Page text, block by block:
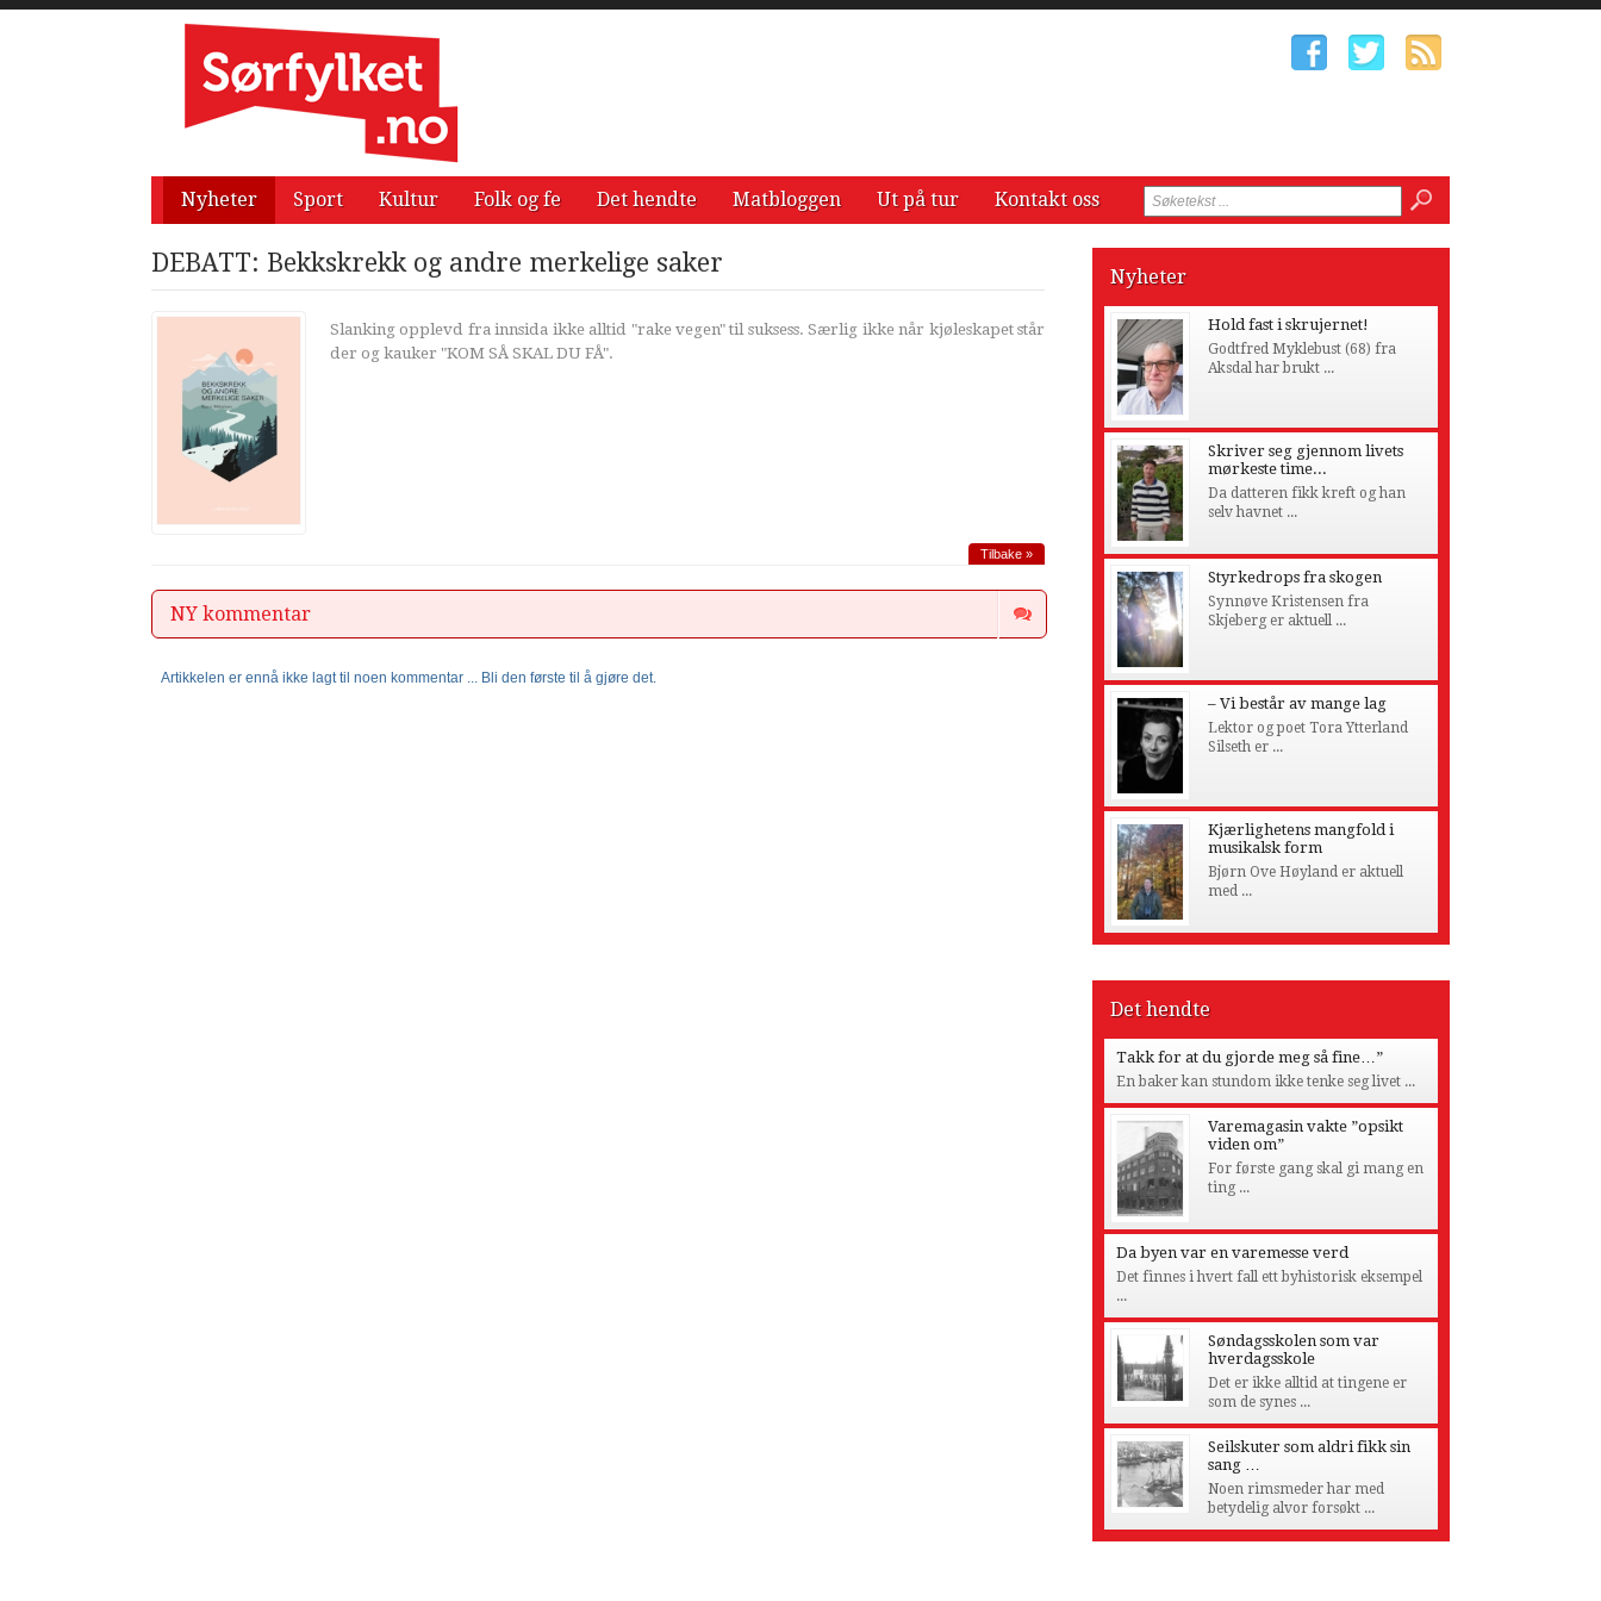
Nyheter Sport Kultur Folk og fe Det hendte Matbloggen Ut på tur Kontakt oss
DEBATT: Bekkskrekk og andre merkelige saker
Slanking opplevd fra innsida ikke alltid "rake vegen" til suksess. Særlig ikke når kjøleskapet står
der og kauker "KOM SÅ SKAL DU FÅ".
Tilbake »
NY kommentar
Artikkelen er ennå ikke lagt til noen kommentar ... Bli den første til å gjøre det.
Nyheter
Hold fast i skrujernet!
Godtfred Myklebust (68) fra
Aksdal har brukt ...
Skriver seg gjennom livets
mørkeste time...
Da datteren fikk kreft og han
selv havnet ...
Styrkedrops fra skogen
Synnøve Kristensen fra
Skjeberg er aktuell ...
– Vi består av mange lag
Lektor og poet Tora Ytterland
Silseth er ...
Kjærlighetens mangfold i
musikalsk form
Bjørn Ove Høyland er aktuell
med ...
Det hendte
Takk for at du gjorde meg så fine…”
En baker kan stundom ikke tenke seg livet ...
Varemagasin vakte ”opsikt
viden om”
For første gang skal gi mang en
ting ...
Da byen var en varemesse verd
Det finnes i hvert fall ett byhistorisk eksempel
...
Søndagsskolen som var
hverdagsskole
Det er ikke alltid at tingene er
som de synes ...
Seilskuter som aldri fikk sin
sang …
Noen rimsmeder har med
betydelig alvor forsøkt ...